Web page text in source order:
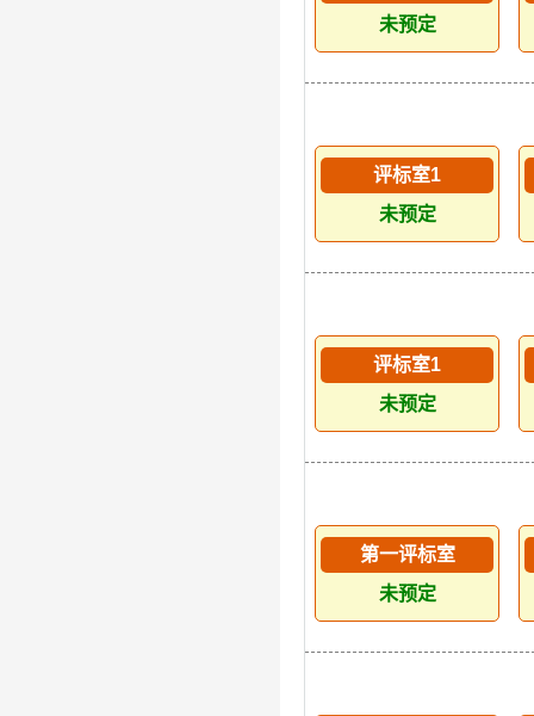
未预定
评标室1
未预定
评标室1
未预定
第一评标室
未预定